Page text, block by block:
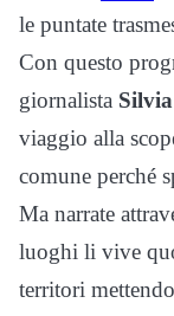
le puntate
Con questo
giornalista
viaggio alla
comune perché
Ma narrate
luoghi li vive
territori